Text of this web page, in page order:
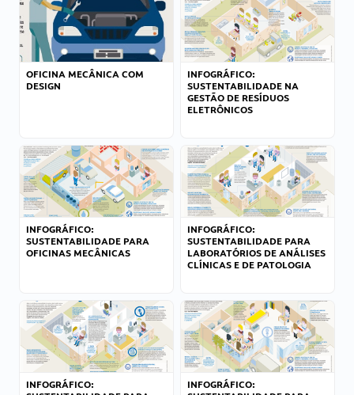
OFICINA MECÂNICA COM
DESIGN
INFOGRÁFICO:
SUSTENTABILIDADE NA
GESTÃO DE RESÍDUOS
ELETRÔNICOS
INFOGRÁFICO:
SUSTENTABILIDADE PARA
OFICINAS MECÂNICAS
INFOGRÁFICO:
SUSTENTABILIDADE PARA
LABORATÓRIOS DE ANÁLISES
CLÍNICAS E DE PATOLOGIA
INFOGRÁFICO:
INFOGRÁFICO: